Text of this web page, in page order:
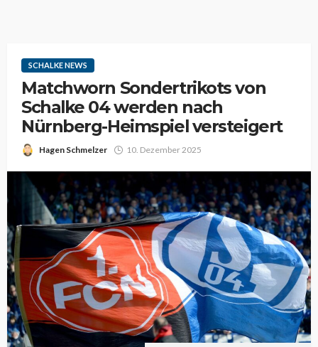
SCHALKE NEWS
Matchworn Sondertrikots von
Schalke 04 werden nach
Nürnberg-Heimspiel versteigert
Hagen Schmelzer 10. Dezember 2025